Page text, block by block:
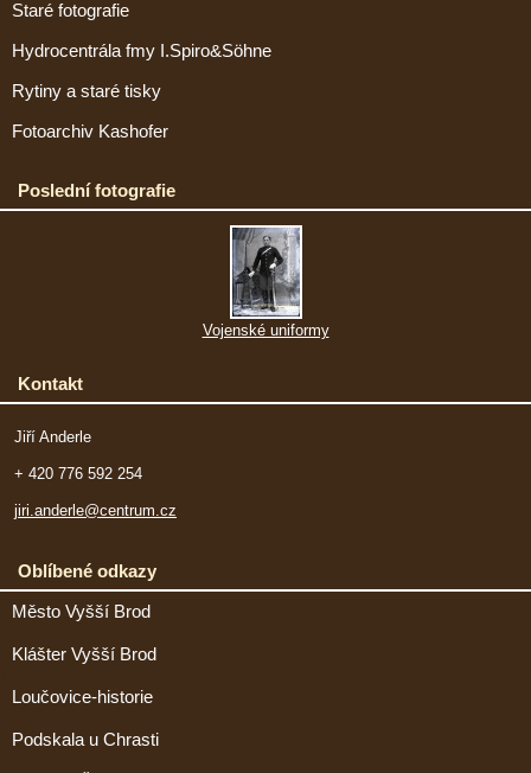
Staré fotografie
Hydrocentrála fmy I.Spiro&Söhne
Rytiny a staré tisky
Fotoarchiv Kashofer
Poslední fotografie
Vojenské uniformy
Kontakt
Jiří Anderle
+ 420 776 592 254
jiri.anderle@centrum.cz
Oblíbené odkazy
Město Vyšší Brod
Klášter Vyšší Brod
Loučovice-historie
Podskala u Chrasti